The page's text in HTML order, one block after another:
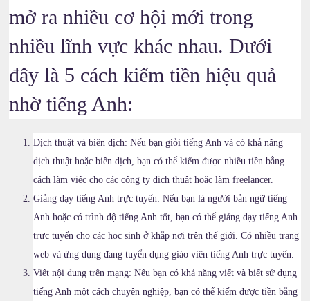
mở ra nhiều cơ hội mới trong
nhiều lĩnh vực khác nhau. Dưới
đây là 5 cách kiếm tiền hiệu quả
nhờ tiếng Anh:
Dịch thuật và biên dịch: Nếu bạn giỏi tiếng Anh và có khả năng
dịch thuật hoặc biên dịch, bạn có thể kiếm được nhiều tiền bằng
cách làm việc cho các công ty dịch thuật hoặc làm freelancer.
Giảng dạy tiếng Anh trực tuyến: Nếu bạn là người bản ngữ tiếng
Anh hoặc có trình độ tiếng Anh tốt, bạn có thể giảng dạy tiếng Anh
trực tuyến cho các học sinh ở khắp nơi trên thế giới. Có nhiều trang
web và ứng dụng đang tuyển dụng giáo viên tiếng Anh trực tuyến.
Viết nội dung trên mạng: Nếu bạn có khả năng viết và biết sử dụng
tiếng Anh một cách chuyên nghiệp, bạn có thể kiếm được tiền bằng